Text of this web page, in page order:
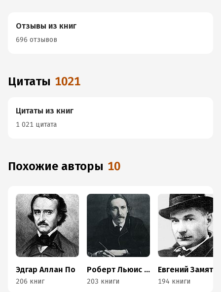
Отзывы из книг
696 отзывов
Цитаты 1021
Цитаты из книг
1 021 цитата
Похожие авторы 10
Эдгар Аллан По
206 книг
Роберт Льюис Стивенсон
203 книги 194 книги